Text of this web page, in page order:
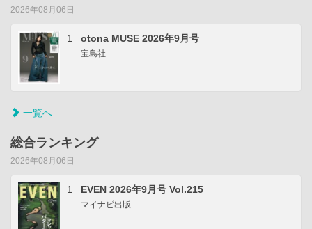
2026年08月06日
1 otona MUSE 2026年9月号
宝島社
一覧へ
総合ランキング
2026年08月06日
1 EVEN 2026年9月号 Vol.215
マイナビ出版